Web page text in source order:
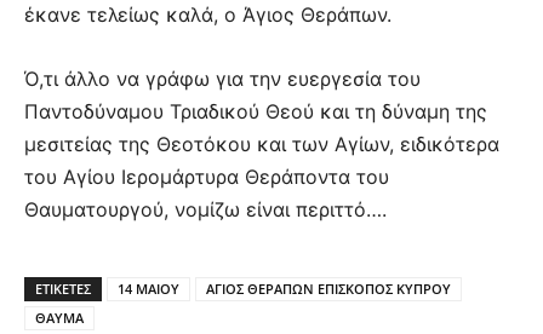
έκανε τελείως καλά, ο Άγιος Θεράπων.
Ό,τι άλλο να γράφω για την ευεργεσία του
Παντοδύναμου Τριαδικού Θεού και τη δύναμη της
μεσιτείας της Θεοτόκου και των Αγίων, ειδικότερα
του Αγίου Ιερομάρτυρα Θεράποντα του
Θαυματουργού, νομίζω είναι περιττό….
ΕΤΙΚΕΤΕΣ 14 ΜΑΙΟΥ
ΑΓΙΟΣ ΘΕΡΑΠΩΝ ΕΠΙΣΚΟΠΟΣ ΚΥΠΡΟΥ
ΘΑΥΜΑ